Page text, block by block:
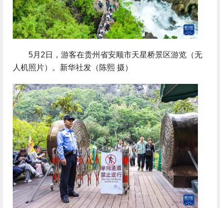
5月2日，游客在贵州省安顺市天星桥景区游览（无
人机照片）。新华社发（陈熙 摄）